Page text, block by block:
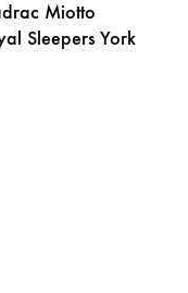
Miotto
Sleepers York